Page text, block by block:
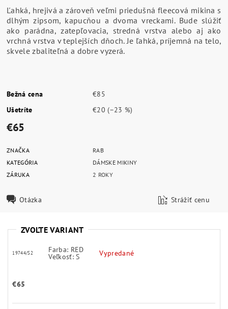
Ľahká, hrejivá a zároveň veľmi priedušná fleecová mikina s
dlhým zipsom, kapucňou a dvoma vreckami. Bude slúžiť
ako parádna, zatepľovacia, stredná vrstva alebo aj ako
vrchná vrstva v teplejších dňoch. Je ľahká, príjemná na telo,
skvele zbaliteľná a dobre vyzerá.
Bežná cena
€85
Ušetríte
€20(–23 %)
€65
ZNAČKA
RAB
KATEGÓRIA
DÁMSKE MIKINY
ZÁRUKA
2 ROKY
Otázka Strážiť cenu
ZVOĽTE VARIANT
19744/S2 Farba: RED
Veľkosť: S Vypredané
€65